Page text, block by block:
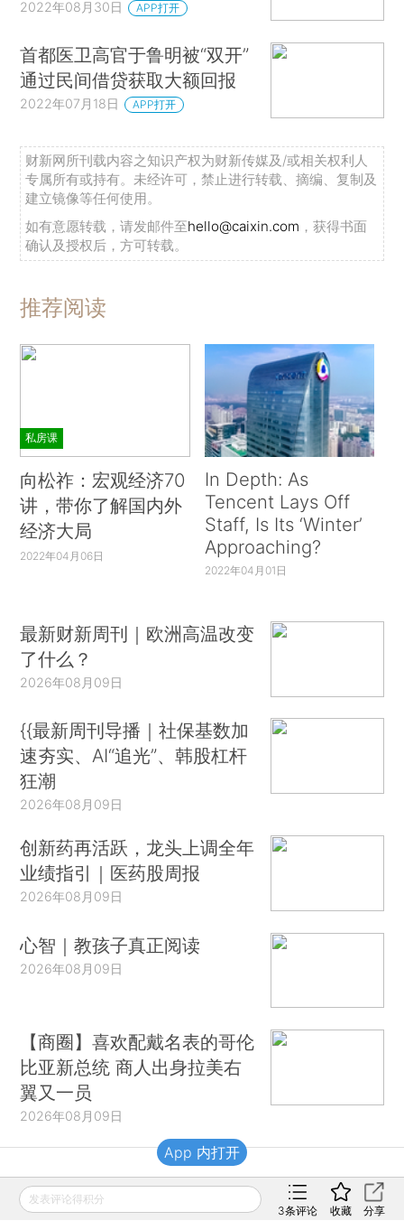
2022年08月30日 APP打开
首都医卫高官于鲁明被“双开”
通过民间借贷获取大额回报
2022年07月18日 APP打开
财新网所刊载内容之知识产权为财新传媒及/或相关权利人
专属所有或持有。未经许可，禁止进行转载、摘编、复制及
建立镜像等任何使用。
如有意愿转载，请发邮件至hello@caixin.com ，获得书面
确认及授权后，方可转载。
推荐阅读
私房课
向松祚：宏观经济70
讲，带你了解国内外
经济大局
2022年04月06日
In Depth: As
Tencent Lays Off
Staff, Is Its ‘Winter’
Approaching?
2022年04月01日
最新财新周刊｜欧洲高温改变
了什么？
2026年08月09日
{{最新周刊导播｜社保基数加
速夯实、AI“追光”、韩股杠杆
狂潮
2026年08月09日
创新药再活跃，龙头上调全年
业绩指引｜医药股周报
2026年08月09日
心智｜教孩子真正阅读
2026年08月09日
【商圈】喜欢配戴名表的哥伦
比亚新总统 商人出身拉美右
翼又一员
2026年08月09日
财新移动
发表评论得积分
3条评论 收藏 分享
App 内打开